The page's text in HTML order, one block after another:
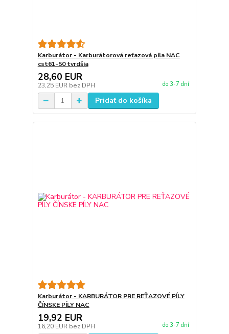
Karburátor - Karburátorová reťazová píla NAC
cst61-50 tvrdšia
28,60 EUR
23,25 EUR bez DPH do 3-7 dní
Pridať do košíka
Karburátor - KARBURÁTOR PRE REŤAZOVÉ PÍLY
ČÍNSKE PÍLY NAC
19,92 EUR
16,20 EUR bez DPH do 3-7 dní